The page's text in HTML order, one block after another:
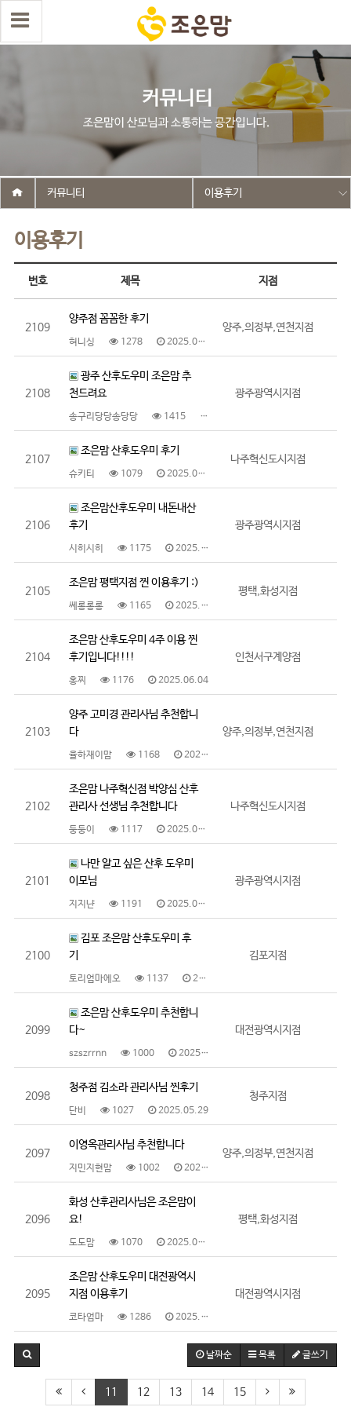
이용후기
커뮤니티 이용후기
번호 제목 지점
2109
양주점 꼼꼼한 후기
혀니싱 1278 2025.06.10
양주,의정부,연천지점
2108
광주 산후도우미 조은맘 추
천드려요
송구리당당송당당 1415
광주광역시지점
2107
조은맘 산후도우미 후기
슈키티 1079 2025.06.09
나주혁신도시지점
2106
조은맘산후도우미 내돈내산
후기
시히시히 1175 2025.06.09
광주광역시지점
2105
조은맘 평택지점 찐 이용후기 :)
쎄롱롱롱 1165 2025.06.05
평택,화성지점
2104
조은맘 산후도우미 4주 이용 찐
후기입니다!!!!
홍찌 1176 2025.06.04
인천서구계양점
2103
양주 고미경 관리사님 추천합니
다
율하재이맘 1168 2025.05.30
양주,의정부,연천지점
2102
조은맘 나주혁신점 박양심 산후
관리사 선생님 추천합니다
둥둥이 1117 2025.05.30
나주혁신도시지점
2101
나만 알고 싶은 산후 도우미
이모님
지지냔 1191 2025.05.29
광주광역시지점
2100
김포 조은맘 산후도우미 후
기
토리엄마에오 1137 2025.05.29
김포지점
2099
조은맘 산후도우미 추천합니
다~
szszrrnn 1000 2025.05.29
대전광역시지점
2098
청주점 김소라 관리사님 찐후기
단비 1027 2025.05.29
청주지점
2097
이영옥관리사님 추천합니다
지민지현맘 1002 2025.05.28
양주,의정부,연천지점
2096
화성 산후관리사님은 조은맘이
요!
도도맘 1070 2025.05.28
평택,화성지점
2095
조은맘 산후도우미 대전광역시
지점 이용후기
코타엄마 1286 2025.05.27
대전광역시지점
날짜순 목록 글쓰기
11 12 13 14 15